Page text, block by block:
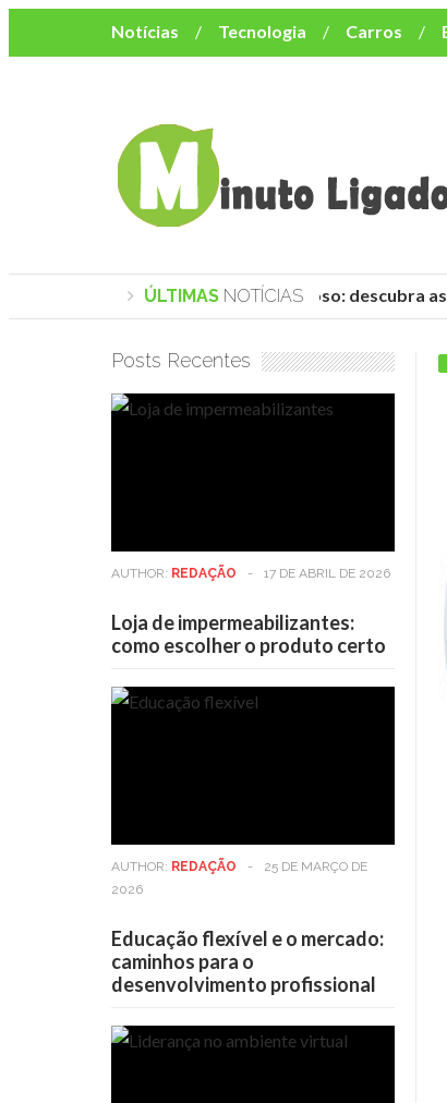
Notícias Tecnologia Carros
Mulher
Bem-Estar Negócios
ÚLTIMAS NOTÍCIAS
Praias de Trancoso: descubra
Posts Recentes
AUTHOR: REDAÇÃO - 17 DE ABRIL DE 2026
Loja de impermeabilizantes:
como escolher o produto certo
AUTHOR: REDAÇÃO -
25 DE MARÇO DE
2026
Educação flexível e o mercado:
caminhos para o
desenvolvimento profissional